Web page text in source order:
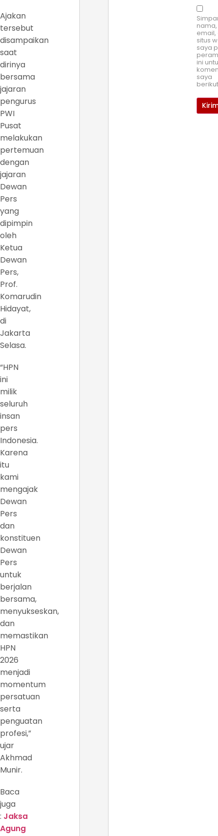
Ajakan
tersebut
disampaikan
saat
dirinya
bersama
jajaran
pengurus
PWI
Pusat
melakukan
pertemuan
dengan
jajaran
Dewan
Pers
yang
dipimpin
oleh
Ketua
Dewan
Pers,
Prof.
Komarudin
Hidayat,
di
Jakarta
Selasa.
“HPN
ini
milik
seluruh
insan
pers
Indonesia.
Karena
itu
kami
mengajak
Dewan
Pers
dan
konstituen
Dewan
Pers
untuk
berjalan
bersama,
menyukseskan,
dan
memastikan
HPN
2026
menjadi
momentum
persatuan
serta
penguatan
profesi,”
ujar
Akhmad
Munir.
Baca
juga
: Jaksa
Agung
nama,
email,
situs
saya
ini
saya